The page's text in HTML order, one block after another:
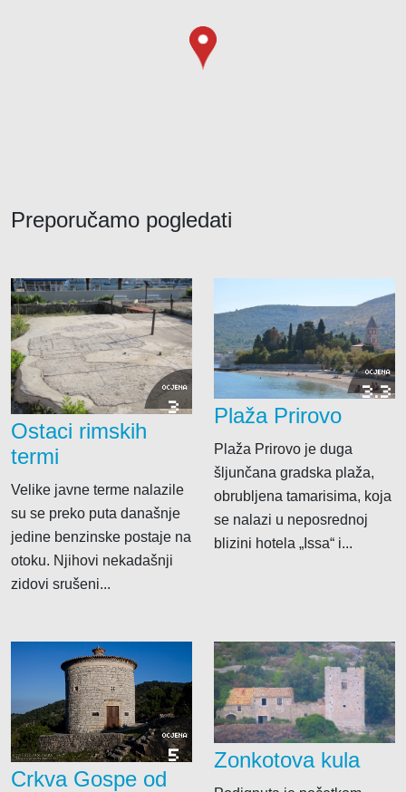
Preporučamo pogledati
OCJENA
3
Ostaci rimskih
termi
Velike javne terme nalazile
su se preko puta današnje
jedine benzinske postaje na
otoku. Njihovi nekadašnji
zidovi srušeni...
OCJENA
3.3
Plaža Prirovo
Plaža Prirovo je duga
šljunčana gradska plaža,
obrubljena tamarisima, koja
se nalazi u neposrednoj
blizini hotela „Issa“ i...
OCJENA
5
Crkva Gospe od
Zonkotova kula